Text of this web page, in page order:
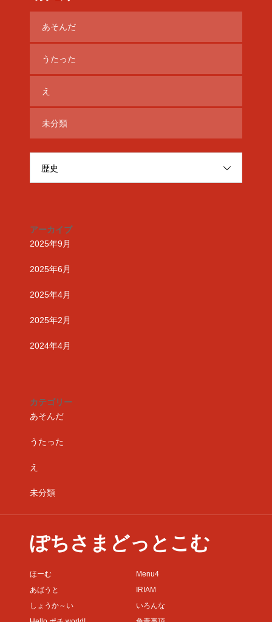
あそんだ
うたった
え
未分類
歴史
アーカイブ
2025年9月
2025年6月
2025年4月
2025年2月
2024年4月
カテゴリー
あそんだ
うたった
え
未分類
ぽちさまどっとこむ
ほーむ
あばうと
しょうか～い
Menu4
IRIAM
いろんな